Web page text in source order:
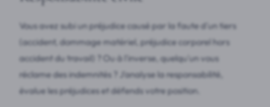
Vous avez subi un préjudice causé par la faute d'un tiers
(accident, dommage matériel, préjudice corporel hors
accident du travail) ? Ou à l'inverse, quelqu'un vous
réclame des indemnités ? J'analyse la responsabilité,
évalue les préjudices et défends votre position.